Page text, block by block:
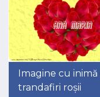
Imagine cu inimă
trandafiri roșii